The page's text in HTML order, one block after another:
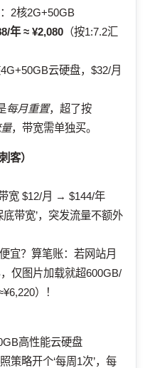
2核2G+50GB
年 ≈ ¥2,080 （按1:7.2汇
云硬盘，$32/月
每月重置，超了按
，带宽需单独买。
客）
宽 $12/月 → $144/年
带宽’，突发流量不额外
宜？算笔账：若网站月
仅图片加载就超600GB/
）！
高性能云硬盘
策略开个‘每周1次’，每